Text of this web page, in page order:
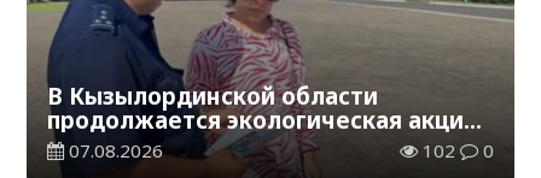
В Кызылординской области
продолжается экологическая акция
«Таза Қазақстан»
07.08.2026 102 0